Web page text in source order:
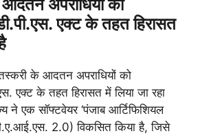
अपराधियों को
एक्ट के तहत हिरासत
के आदतन अपराधियों को
एक्ट के तहत हिरासत में लिया जा रहा
ने एक सॉफ्टवेयर ‘पंजाब आर्टिफिशियल
2.0) विकसित किया है, जिसे